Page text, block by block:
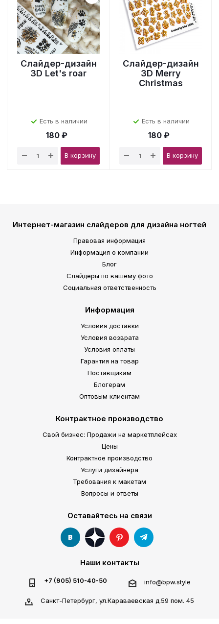
Слайдер-дизайн
3D Let's roar
Есть в наличии
180 ₽
В корзину
Слайдер-дизайн
3D Merry
Christmas
Есть в наличии
180 ₽
В корзину
Интернет-магазин слайдеров для дизайна ногтей
Правовая информация
Информация о компании
Блог
Слайдеры по вашему фото
Социальная ответственность
Информация
Условия доставки
Условия возврата
Условия оплаты
Гарантия на товар
Поставщикам
Блогерам
Оптовым клиентам
Контрактное производство
Свой бизнес: Продажи на маркетплейсах
Цены
Контрактное производство
Услуги дизайнера
Требования к макетам
Вопросы и ответы
Оставайтесь на связи
Наши контакты
+7 (905) 510-40-50 info@bpw.style
Санкт-Петербург, ул.Караваевская д.59 пом. 45